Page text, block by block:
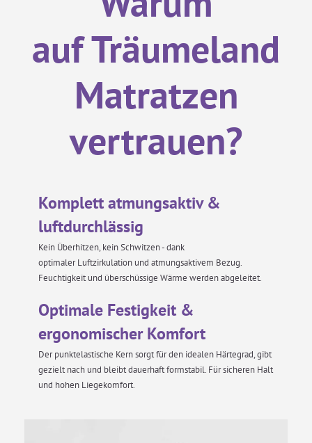
auf Träumeland
Matratzen
vertrauen?
Komplett atmungsaktiv &
luftdurchlässig
Kein Überhitzen, kein Schwitzen - dank
optimaler Luftzirkulation und atmungsaktivem Bezug.
Feuchtigkeit und überschüssige Wärme werden abgeleitet.
Optimale Festigkeit &
ergonomischer Komfort
Der punktelastische Kern sorgt für den idealen Härtegrad, gibt
gezielt nach und bleibt dauerhaft formstabil. Für sicheren Halt
und hohen Liegekomfort.